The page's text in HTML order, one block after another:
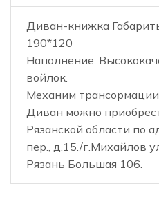
Диван-книжка
190*120
Наполнение:
войлок.
Механим
Диван можно
Рязанской области по
пер., д.15./г.Михайлов
Рязань Большая 106.